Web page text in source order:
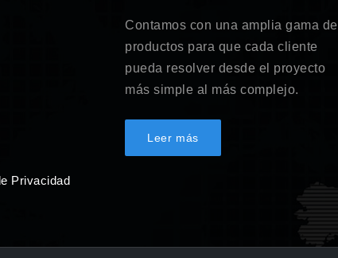
Privacidad
Contamos con una amplia gama de
productos para que cada cliente
pueda resolver desde el proyecto
más simple al más complejo.
Leer más